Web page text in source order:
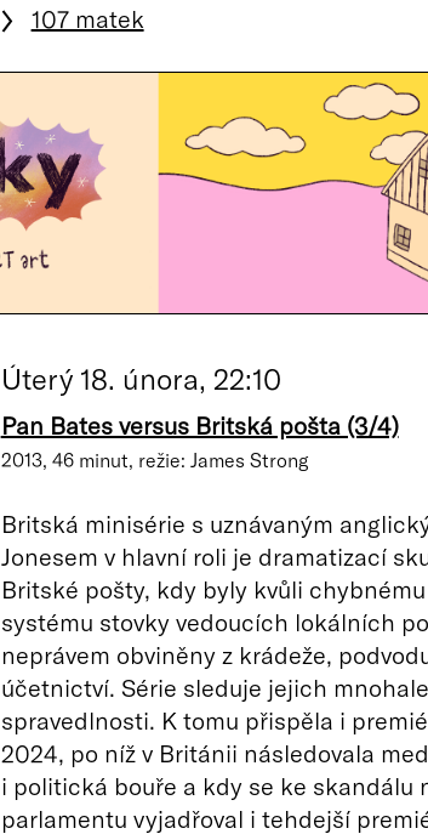
107 matek
Úterý 18. února, 22:10
Pan Bates versus Britská pošta (3/4)
2013, 46 minut, režie: James Strong
Britská minisérie s uznávaným
Jonesem v hlavní roli je dramatizací
Britské pošty, kdy byly kvůli
systému stovky vedoucích lokálních
neprávem obviněny z krádeže,
účetnictví. Série sleduje jejich
spravedlnosti. K tomu přispěla i
2024, po níž v Británii následovala
i politická bouře a kdy se ke skandálu
parlamentu vyjadřoval i tehdejší